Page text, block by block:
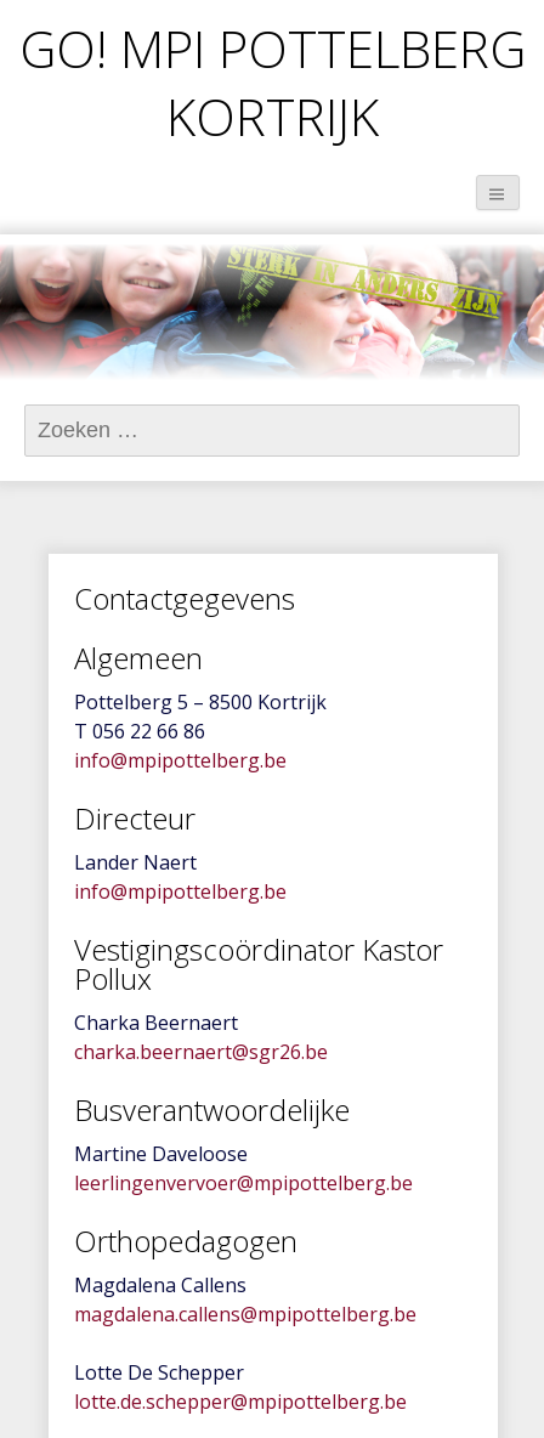
GO! MPI POTTELBERG
KORTRIJK
Zoeken
naar:
Contactgegevens
Algemeen
Pottelberg 5 – 8500 Kortrijk
T 056 22 66 86
info@mpipottelberg.be
Directeur
Lander Naert
info@mpipottelberg.be
Vestigingscoördinator Kastor
Pollux
Charka Beernaert
charka.beernaert@sgr26.be
Busverantwoordelijke
Martine Daveloose
leerlingenvervoer@mpipottelberg.be
Orthopedagogen
Magdalena Callens
magdalena.callens@mpipottelberg.be
Lotte De Schepper
lotte.de.schepper@mpipottelberg.be